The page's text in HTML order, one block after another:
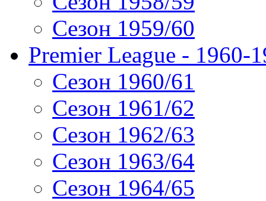
Сезон 1959/60
Premier League - 1960-
Сезон 1960/61
Сезон 1961/62
Сезон 1962/63
Сезон 1963/64
Сезон 1964/65